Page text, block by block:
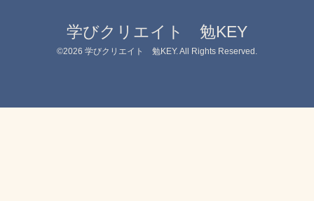
学びクリエイト 勉KEY
©2026 学びクリエイト 勉KEY. All Rights Reserved.